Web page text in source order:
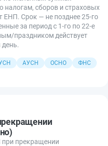
налогам, сборов и страховых
ЕНП. Срок — не позднее 25-го
за период с 1-го по 22-е
праздником действует
АУСН ОСНО
ФНС
прекращении